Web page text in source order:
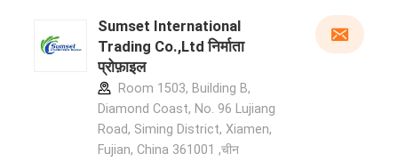
Sumset International
Trading Co.,Ltd निर्माता
प्रोफ़ाइल
Room 1503, Building B,
Diamond Coast, No. 96 Lujiang
Road, Siming District, Xiamen,
Fujian, China 361001 ,चीन